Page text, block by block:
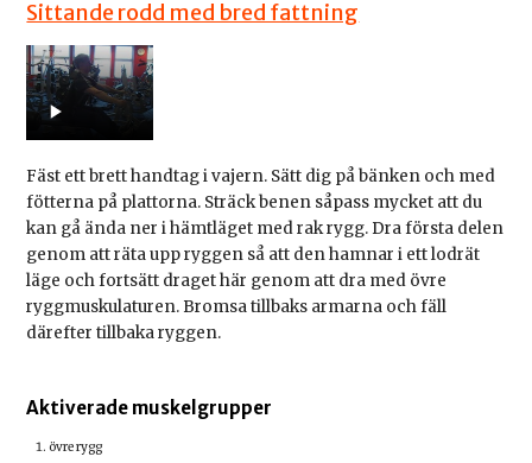
Sittande rodd med bred fattning
Fäst ett brett handtag i vajern. Sätt dig på bänken och med
fötterna på plattorna. Sträck benen såpass mycket att du
kan gå ända ner i hämtläget med rak rygg. Dra första delen
genom att räta upp ryggen så att den hamnar i ett lodrät
läge och fortsätt draget här genom att dra med övre
ryggmuskulaturen. Bromsa tillbaks armarna och fäll
därefter tillbaka ryggen.
Aktiverade muskelgrupper
övre rygg